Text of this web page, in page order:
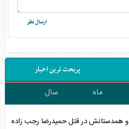
پربحث ترین اخبار
ماه سال
و همدستانش در قتل حمیدرضا رجب زاده